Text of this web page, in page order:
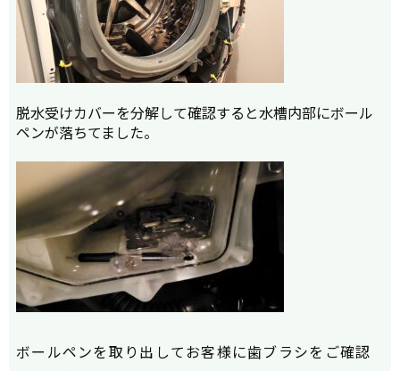
脱水受けカバーを分解して確認すると水槽内部にボール
ペンが落ちてました。
ボールペンを取り出してお客様に歯ブラシをご確認